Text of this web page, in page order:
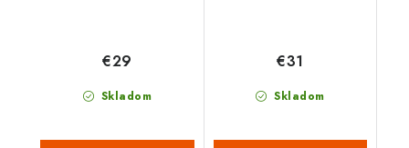
Skladom
€29
Skladom
€31